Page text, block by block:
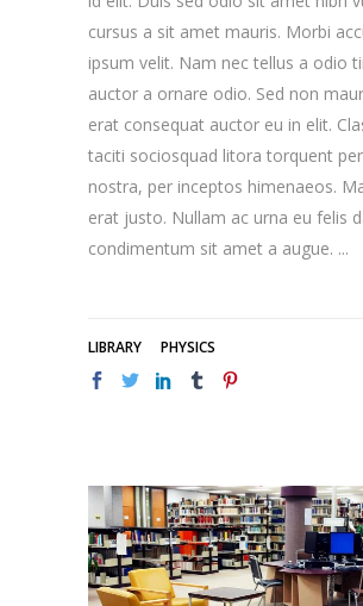
cursus a sit amet mauris. Morbi
ipsum velit. Nam nec tellus a odio
auctor a ornare odio. Sed non
erat consequat auctor eu in elit.
taciti sociosquad litora torquent
nostra, per inceptos himenaeos.
erat justo. Nullam ac urna eu felis
condimentum sit amet a augue.
LIBRARY PHYSICS